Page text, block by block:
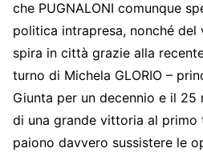
che PUGNALONI comunque
politica intrapresa, nonché
spira in città grazie alla
turno di Michela GLORIO –
Giunta per un decennio e il
di una grande vittoria al primo
paiono davvero sussistere le